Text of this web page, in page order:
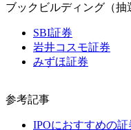
ブックビルディング（抽
SBI証券
岩井コスモ証券
みずほ証券
参考記事
IPOにおすすめの証